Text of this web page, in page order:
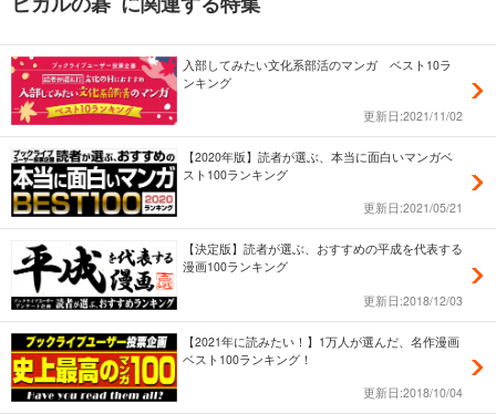
入部してみたい文化系部活のマンガ ベスト10ラ
ンキング
更新日:2021/11/02
【2020年版】読者が選ぶ、本当に面白いマンガベ
スト100ランキング
更新日:2021/05/21
【決定版】読者が選ぶ、おすすめの平成を代表する
漫画100ランキング
更新日:2018/12/03
【2021年に読みたい！】1万人が選んだ、名作漫画
ベスト100ランキング！
更新日:2018/10/04